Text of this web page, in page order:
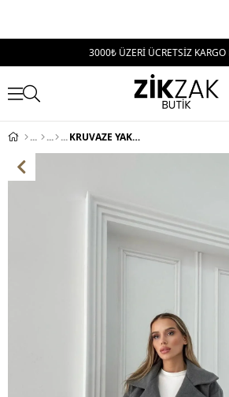
3000₺ ÜZERİ ÜCRETSİZ KARGO
KRUVAZE YAKA İÇ ASTARLI KAŞE MONT ANTRASİT